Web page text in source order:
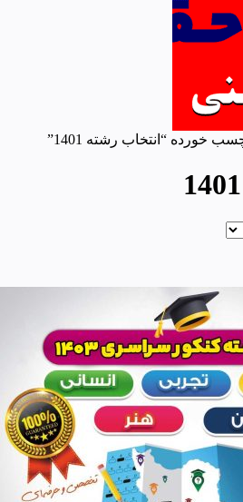
خورده “انتخاب رشته 1401”